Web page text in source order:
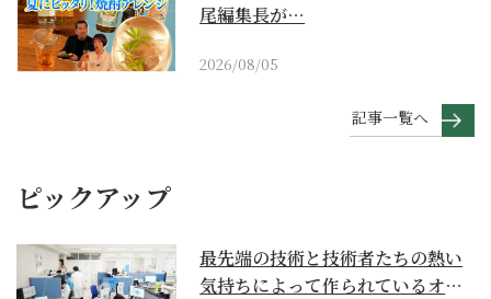
尾編集長が…
2026/08/05
記事一覧へ
ピックアップ
最先端の技術と技術者たちの熱い
気持ちによって作られているオー